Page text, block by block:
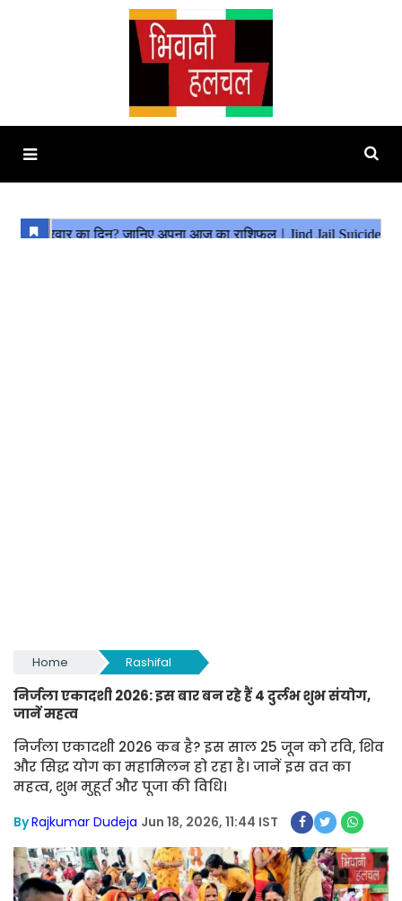
Home Rashifal
निर्जला एकादशी 2026: इस बार बन रहे हैं 4 दुर्लभ शुभ संयोग,
जानें महत्व
निर्जला एकादशी 2026 कब है? इस साल 25 जून को रवि, शिव
और सिद्ध योग का महामिलन हो रहा है। जानें इस व्रत का
महत्व, शुभ मुहूर्त और पूजा की विधि।
ByRajkumar Dudeja Jun 18, 2026, 11:44 IST